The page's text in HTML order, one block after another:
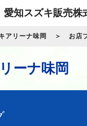
愛知スズキ販売株
アリーナ味岡 お店
ーナ味岡